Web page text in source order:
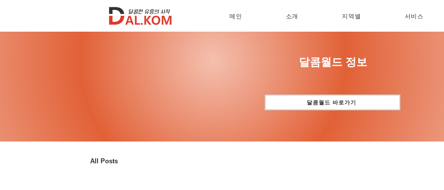
메인 소개 지역별 서비스
​달콤월드 정보
달콤월드 바로가기
All Posts